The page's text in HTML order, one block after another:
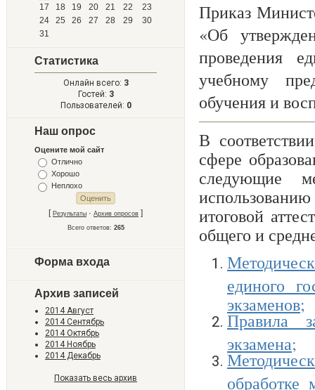
17
18 19 20 21 22
23
24
25 26 27 28 29
30
31
Статистика
Онлайн всего: 3
Гостей: 3
Пользователей: 0
Наш опрос
Оцените мой сайт
Отлично
Хорошо
Неплохо
[ Результаты · Архив опросов ]
Всего ответов: 265
Форма входа
Архив записей
2014 Август
2014 Сентябрь
2014 Октябрь
2014 Ноябрь
2014 Декабрь
Показать весь архив
Приказ
«Об
проведения
учебному
обучения и
В
сфере
следующие
итоговой
общего и
единого
экзаменов;
Правила
экзамена;
обработке